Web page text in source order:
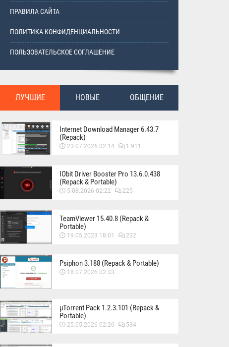
ПРАВИЛА САЙТА
ПОЛИТИКА КОНФИДЕНЦИАЛЬНОСТИ
ПОЛЬЗОВАТЕЛЬСКОЕ СОГЛАШЕНИЕ
ЛУЧШИЕ НОВЫЕ ОБЩЕНИЕ
Internet Download Manager 6.43.7
(Repack)
23.07.2026 02:14 1 911
IObit Driver Booster Pro 13.6.0.438
(Repack & Portable)
5.08.2026 02:22 225
TeamViewer 15.40.8 (Repack &
Portable)
19.05.2023 18:01 232
Psiphon 3.188 (Repack & Portable)
18.07.2026 02:33
µTorrent Pack 1.2.3.101 (Repack &
Portable)
25.05.2026 02:26 534